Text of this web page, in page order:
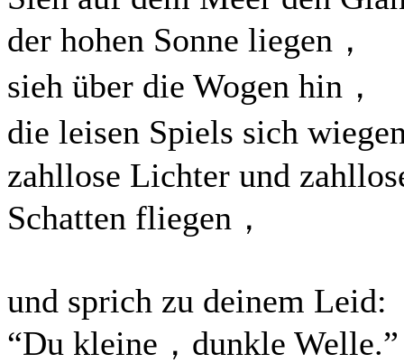
der hohen Sonne liegen，
sieh über die Wogen hin，
die leisen Spiels sich
zahllose Lichter und
Schatten fliegen，
und sprich zu deinem Leid:
“Du kleine，dunkle Welle.”